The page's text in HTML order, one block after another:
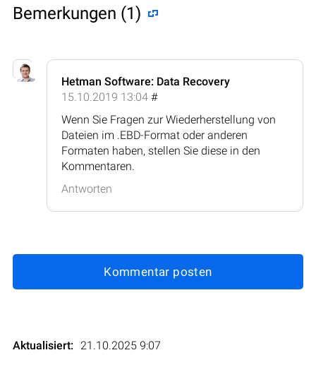
Bemerkungen (1)
Hetman Software: Data Recovery
15.10.2019 13:04 #
Wenn Sie Fragen zur Wiederherstellung von
Dateien im .EBD-Format oder anderen
Formaten haben, stellen Sie diese in den
Kommentaren.
Antworten
Kommentar posten
Aktualisiert: 21.10.2025 9:07